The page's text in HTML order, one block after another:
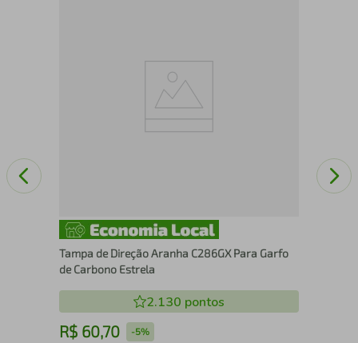
Tampa de Direção Aranha C286GX Para Garfo
de Carbono Estrela
2.130 pontos
R$ 60,70 -5%